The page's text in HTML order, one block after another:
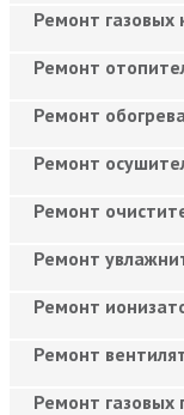
Ремонт газовых
Ремонт
Ремонт
Ремонт
Ремонт
Ремонт
Ремонт
Ремонт
Ремонт газовых